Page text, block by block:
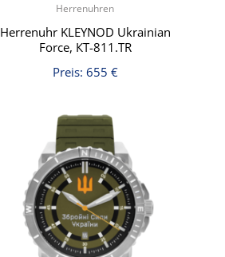
Herrenuhren
Herrenuhr KLEYNOD Ukrainian
Force, КT-811.TR
Preis: 655 €